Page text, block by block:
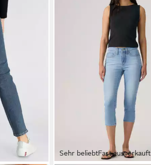
Sehr beliebtFast ausverkauft